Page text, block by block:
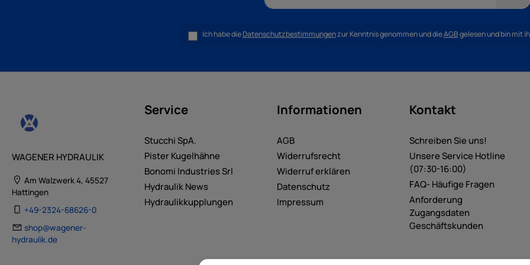
Ich habe dieDatenschutzbestimmungenzur Kenntnis genommen und dieAGBgelesen und bin mit
WAGENER HYDRAULIK
Am Walzwerk 4, 45527
Hattingen
+49-2324-68626-0
shop@wagener-
hydraulik.de
Service
Stucchi SpA.
Pister Kugelhähne
Bonomi Industries Srl
Hydraulik News
Hydraulikkupplungen
Informationen
AGB
Widerrufsrecht
Widerruf erklären
Datenschutz
Impressum
Kontakt
Schreiben Sie uns!
Unsere Service Hotline
(07:30-16:00)
FAQ- Häufige Fragen
Anforderung
Zugangsdaten
Geschäftskunden